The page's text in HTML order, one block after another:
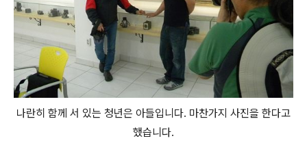
나란히 함께 서 있는 청년은 아들입니다. 마찬가지 사진을 한다고
했습니다.